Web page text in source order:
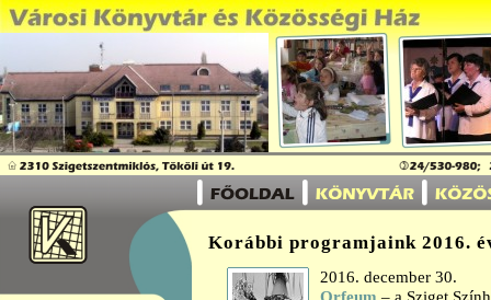
Korábbi programjaink 2016.
2016. december 30.